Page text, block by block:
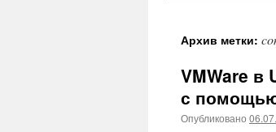
Архив метки:
VMWare в
с
Опубликовано